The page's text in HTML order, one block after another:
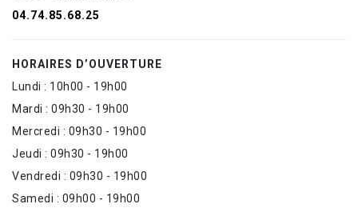
04.74.85.68.25
HORAIRES D’OUVERTURE
Lundi : 10h00 - 19h00
Mardi : 09h30 - 19h00
Mercredi : 09h30 - 19h00
Jeudi : 09h30 - 19h00
Vendredi : 09h30 - 19h00
Samedi : 09h00 - 19h00